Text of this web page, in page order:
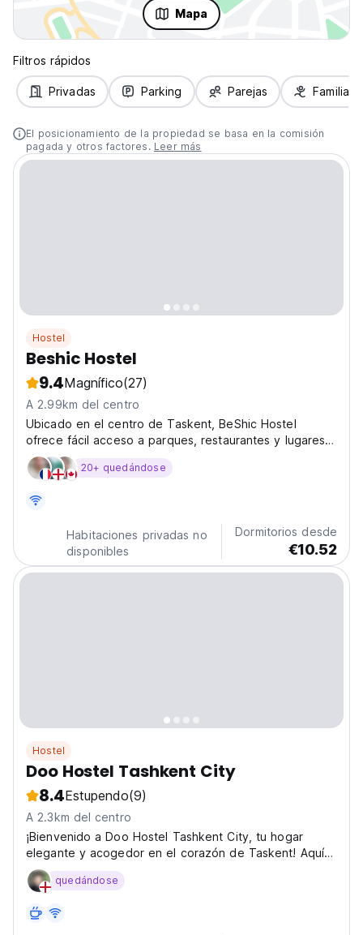
Mapa
Filtros rápidos
Privadas Parking Parejas Familias
El posicionamiento de la propiedad se basa en la comisión
pagada y otros factores. Leer más
Hostel
Beshic Hostel
9.4Magnífico(27)
A 2.99km del centro
Ubicado en el centro de Taskent, BeShic Hostel
ofrece fácil acceso a parques, restaurantes y lugares
de interés cultural. Económico, con zonas separadas
para hombres y mujeres. (Auto-translated from original
20+ quedándose
Habitaciones privadas no
disponibles
Dormitorios desde
€10.52
Hostel
Doo Hostel Tashkent City
8.4Estupendo(9)
A 2.3km del centro
¡Bienvenido a Doo Hostel Tashkent City, tu hogar
elegante y acogedor en el corazón de Taskent! Aquí
encontrarás un ambiente de hospitalidad y calidez, y la
ubicación es ideal para conocer esta hermosa ciudad.
relajarte...
quedándose